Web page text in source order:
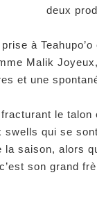
deux
prise à
Malik
et une
le talon
qui se
saison, alors
son grand